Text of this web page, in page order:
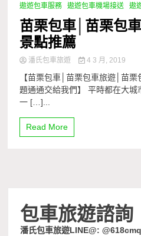
遨遊包車服務
遨遊包車機場接送 遨
苗栗包車│苗栗包
景點推薦
潘氏包車旅遊 4 3 月, 2019
【苗栗包車│苗栗包車旅遊│苗
題通通交給我們】 平時都在大
一 […]...
Read More
包車旅遊諮詢
潘氏包車旅遊LINE@: